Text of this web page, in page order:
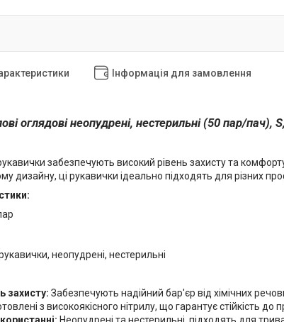
Інформація для замовлення
оглядові неопудрені, нестерильні (50 пар/пач),
забезпечують високий рівень захисту та
дизайну, ці рукавички ідеально підходять для різних
неопудрені, нестерильні
захисту: Забезпечують надійний бар'єр від хімічних
з високоякісного нітрилу, що гарантує стійкість до